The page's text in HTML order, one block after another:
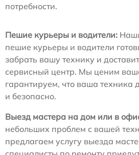
потребности.
Пешие курьеры и водители:
пешие курьеры и водители
забрать вашу технику и
сервисный центр. Мы ценим
гарантируем, что ваша техника
и безопасно.
Выезд мастера на дом или в
небольших проблем с вашей
предлагаем услугу выезда